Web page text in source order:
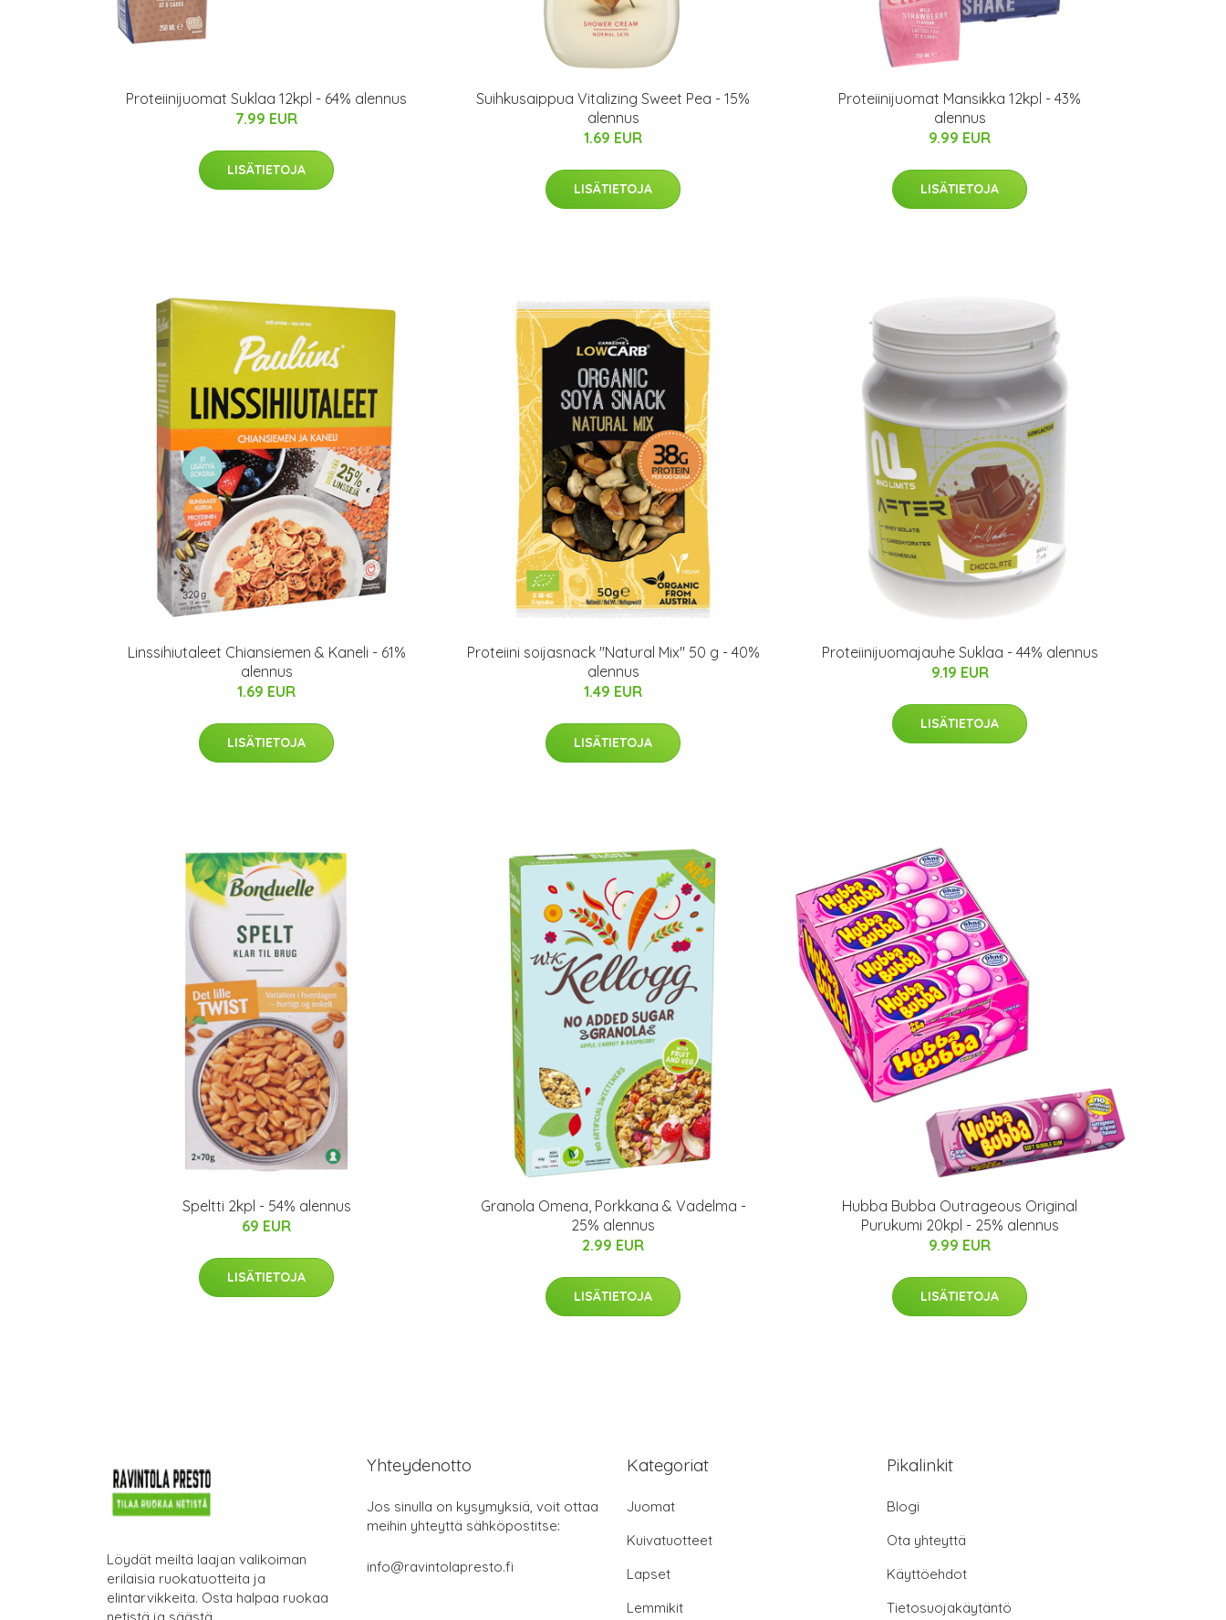
Proteiinijuomat Suklaa 12kpl - 64% alennus
7.99 EUR
LISÄTIETOJA
Suihkusaippua Vitalizing Sweet Pea - 15%
alennus
1.69 EUR
LISÄTIETOJA
Proteiinijuomat Mansikka 12kpl - 43%
alennus
9.99 EUR
LISÄTIETOJA
Linssihiutaleet Chiansiemen & Kaneli - 61%
alennus
1.69 EUR
LISÄTIETOJA
Proteiini soijasnack "Natural Mix" 50 g - 40%
alennus
1.49 EUR
LISÄTIETOJA
Proteiinijuomajauhe Suklaa - 44% alennus
9.19 EUR
LISÄTIETOJA
Speltti 2kpl - 54% alennus
69 EUR
LISÄTIETOJA
Granola Omena, Porkkana & Vadelma -
25% alennus
2.99 EUR
LISÄTIETOJA
Hubba Bubba Outrageous Original
Purukumi 20kpl - 25% alennus
9.99 EUR
LISÄTIETOJA
Löydät meiltä laajan valikoiman
erilaisia ruokatuotteita ja
elintarvikkeita. Osta halpaa ruokaa
Yhteydenotto
Jos sinulla on kysymyksiä, voit ottaa
meihin yhteyttä sähköpostitse:
info@ravintolapresto.fi
Kategoriat
Juomat
Kuivatuotteet
Lapset
Lemmikit
Pikalinkit
Blogi
Ota yhteyttä
Käyttöehdot
Tietosuojakäytäntö